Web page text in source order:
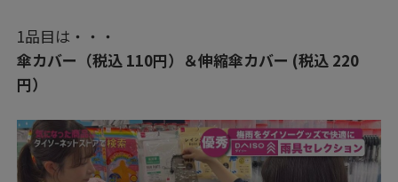
1品目は・・・
傘カバー（税込 110円）＆伸縮傘カバー (税込 220
円）